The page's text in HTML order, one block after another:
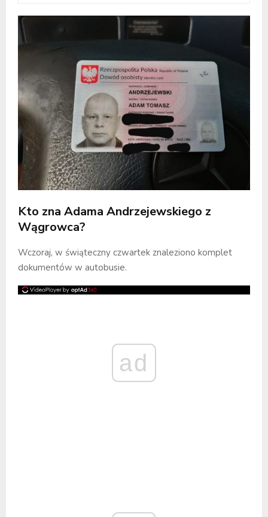
Kto zna Adama Andrzejewskiego z
Wągrowca?
Wczoraj, w świąteczny czwartek znaleziono komplet
dokumentów w autobusie.
ad